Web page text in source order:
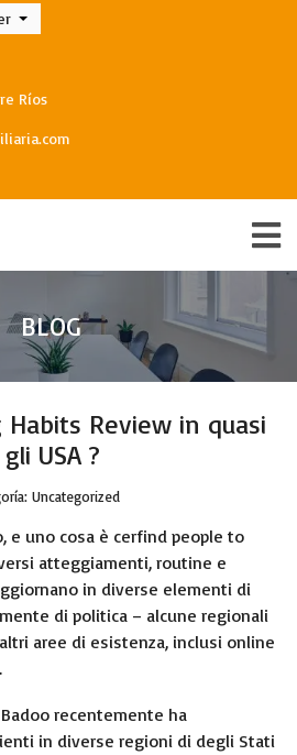
Ríos
BLOG
Review in quasi
USA ?
Uncategorized
e uno cosa è cerfind people to
atteggiamenti, routine e
in diverse elementi di
di politica – alcune regionali
aree di esistenza, inclusi online
recentemente ha
in diverse regioni di degli Stati